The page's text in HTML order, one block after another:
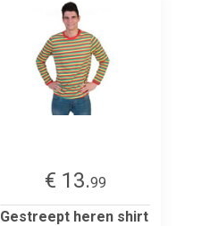
€ 13.99
Gestreept heren shirt